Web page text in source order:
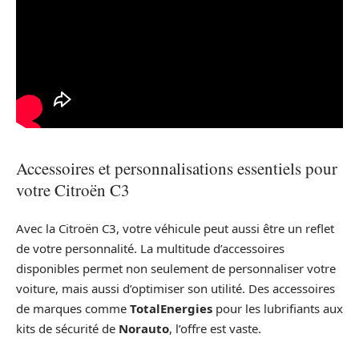
Accessoires et personnalisations essentiels pour
votre Citroën C3
Avec la Citroën C3, votre véhicule peut aussi être un reflet
de votre personnalité. La multitude d’accessoires
disponibles permet non seulement de personnaliser votre
voiture, mais aussi d’optimiser son utilité. Des accessoires
de marques comme TotalEnergies pour les lubrifiants aux
kits de sécurité de Norauto, l’offre est vaste.